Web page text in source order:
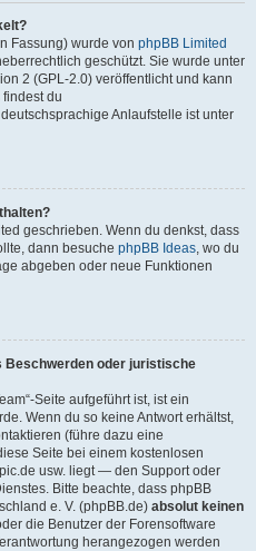
Fassung) wurde von phpBB Limited
geschützt. Sie wurde unter
2 (GPL-2.0) veröffentlicht und kann
du
Anlaufstelle ist unter
geschrieben. Wenn du denkst, dass
dann besuche phpBB Ideas, wo du
abgeben oder neue Funktionen
Beschwerden oder juristische
Seite aufgeführt ist, ist ein
Wenn du so keine Antwort erhältst,
(führe dazu eine
Seite bei einem kostenlosen
usw. liegt — den Support oder
Bitte beachte, dass phpBB
e. V. (phpBB.de) absolut keinen
die Benutzer der Forensoftware
herangezogen werden